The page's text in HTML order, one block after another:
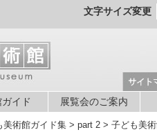
文字サイズ変更
イド 展覧会のご案内
美術館ガイド集 > part 2 > 子ども